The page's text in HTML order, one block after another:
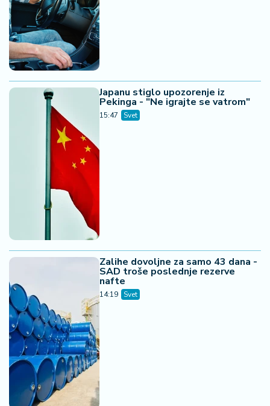
Japanu stiglo upozorenje iz
Pekinga - "Ne igrajte se vatrom"
15:47 Svet
Zalihe dovoljne za samo 43 dana -
SAD troše poslednje rezerve
nafte
14:19 Svet